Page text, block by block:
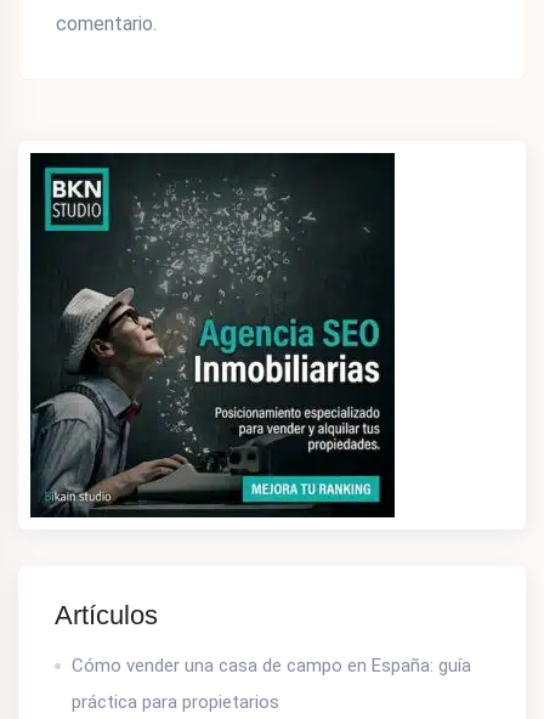
comentario.
Artículos
Cómo vender una casa de campo en España: guía
práctica para propietarios